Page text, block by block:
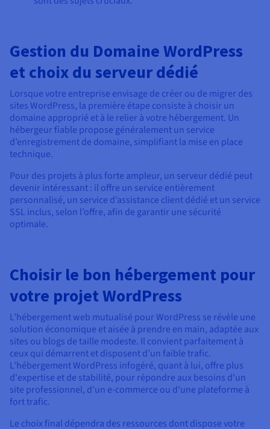
Gestion du Domaine WordPress
et choix du serveur dédié
Lorsque votre entreprise envisage de créer ou de migrer des
sites WordPress, la première étape consiste à choisir un
domaine approprié et à le relier à votre hébergement. Un
hébergeur fiable propose généralement un service
d’enregistrement de domaine, simplifiant la mise en place
technique.
Pour des projets à plus forte ampleur, un serveur dédié peut
devenir intéressant : il offre un service entièrement
personnalisé, un service d’assistance client dédié et un service
SSL inclus, selon l’offre, afin de garantir une sécurité
optimale.
Choisir le bon hébergement pour
votre projet WordPress
L’hébergement web mutualisé pour WordPress se révèle une
solution économique et aisée à prendre en main, adaptée aux
sites ou blogs de taille modeste. Il convient parfaitement à
ceux qui démarrent et disposent d’un faible trafic.
L'hébergement WordPress infogéré, quant à lui, offre plus
d'expertise et de stabilité, pour répondre aux besoins d'un
site professionnel, d'un e-commerce ou d'une plateforme à
fort trafic.
Le choix final dépendra des ressources dont dispose votre